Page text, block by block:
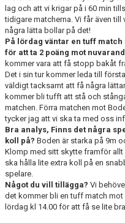
lag och att vi krigar på i 60 min
tidigare matcherna. Vi får även
några lätta bollar på det!
På lördag väntar en tuff
för att ta 2 poäng mot
kommer vara att få stopp bakåt
Det i sin tur kommer leda till
väldigt tacksamt att få några
kommer bli tufft att stå och
matchen. Förra matchen mot
tycker jag att vi ska ta med oss
Bra analys, Finns det några
koll på? Boden är starka på 9m
Klomp med sitt skytte framför allt
ska hålla lite extra koll på en
spelare.
Något du vill tillägga? Vi
det kommer bli en tuff match mot
lördag kl 14.00 för att få se lite